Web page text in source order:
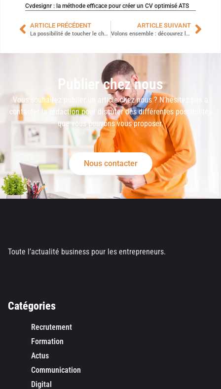
Cvdesignr : la méthode efficace pour créer un CV optimisé ATS
ARTICLE PRÉCÉDENT
La possibilité de toucher le chômage après une rupture conventionnelle
ARTICLE SUIVANT
Volons ensemble : découvrez la personnalisation des porte-clés Remove Before Flight
Publier chez nous
Vous souhaitez publier un article chez nous ? N’hésitez pas à
contacter la rédaction pour discuter des différentes possibilités
que vous pouvons vous proposer.
Nous contacter
Toute l’actualité business pour les entrepreneurs.
Catégories
Recrutement
Formation
Actus
Communication
Digital